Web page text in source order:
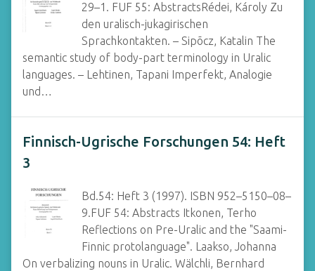
29–1. FUF 55: AbstractsRédei, Károly Zu
den uralisch-jukagirischen
Sprachkontakten. – Sipõcz, Katalin The
semantic study of body-part terminology in Uralic
languages. – Lehtinen, Tapani Imperfekt, Analogie
und…
Finnisch-Ugrische Forschungen 54: Heft
3
Bd.54: Heft 3 (1997). ISBN 952–5150–08–
9.FUF 54: Abstracts Itkonen, Terho
Reflections on Pre-Uralic and the "Saami-
Finnic protolanguage". Laakso, Johanna
On verbalizing nouns in Uralic. Wälchli, Bernhard